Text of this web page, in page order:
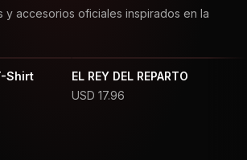
y accesorios oficiales inspirados en la
Shirt
EL REY DEL REPARTO
USD 17.96